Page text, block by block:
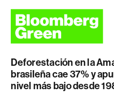
Deforestación en la
brasileña cae 37% y
nivel más bajo desde